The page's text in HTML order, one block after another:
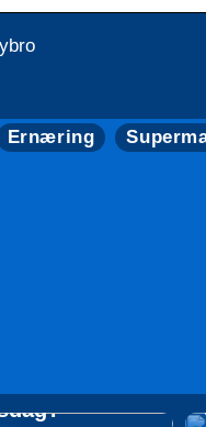
Ernæring